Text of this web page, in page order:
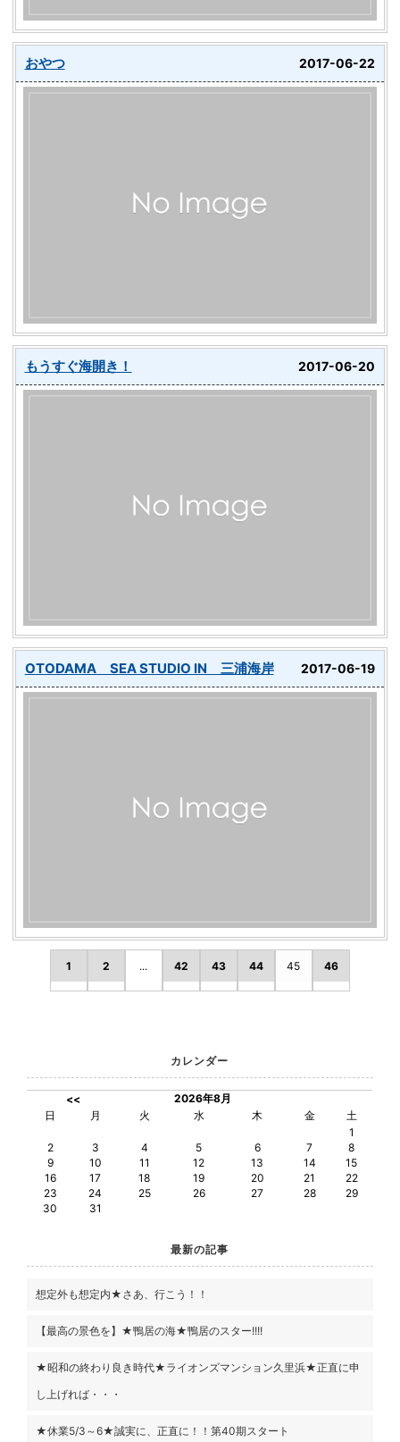
おやつ 2017-06-22
もうすぐ海開き！ 2017-06-20
OTODAMA SEA STUDIO IN 三浦海岸 2017-06-19
1 2 ... 42 43 44 45 46
カレンダー
<<
2026年8月
日
月 火 水 木 金
土
1
2
3 4 5 6 7
8
9
10 11 12 13 14
15
16
17 18 19 20 21
22
23
24 25 26 27 28
29
30
31
最新の記事
想定外も想定内★さあ、行こう！！
【最高の景色を】★鴨居の海★鴨居のスター!!!!
★昭和の終わり良き時代★ライオンズマンション久里浜★正直に申
し上げれば・・・
★休業5/3～6★誠実に、正直に！！第40期スタート